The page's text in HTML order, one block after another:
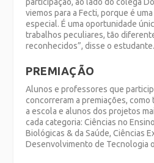
viemos para a Fecti, porque é
especial. É uma oportunidade
trabalhos peculiares, tão
reconhecidos”, disse o estudante.
PREMIAÇÃO
Alunos e professores que
concorreram a premiações,
a escola e alunos dos projetos
cada categoria: Ciências no
Biológicas & da Saúde, Ciências
Desenvolvimento de Tecnologia